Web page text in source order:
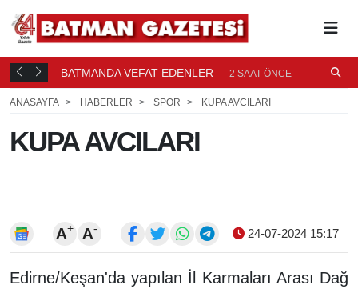
BATMANDA VEFAT EDENLER 2 SAAT ÖNCE
ANASAYFA HABERLER SPOR KUPA AVCILARI
KUPA AVCILARI
A+ A- 24-07-2024 15:17
Edirne/Keşan'da yapılan İl Karmaları Arası Dağ